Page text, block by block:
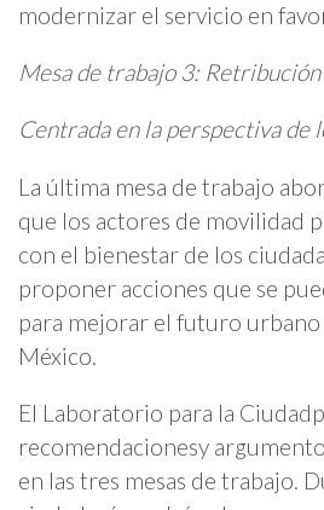
modernizar el servicio en
Mesa de trabajo 3:
Centrada en la perspectiva de
La última mesa de trabajo
que los actores de movilidad
con el bienestar de los
proponer acciones que se
para mejorar el futuro urbano
México.
El Laboratorio para la
recomendacionesy
en las tres mesas de trabajo.